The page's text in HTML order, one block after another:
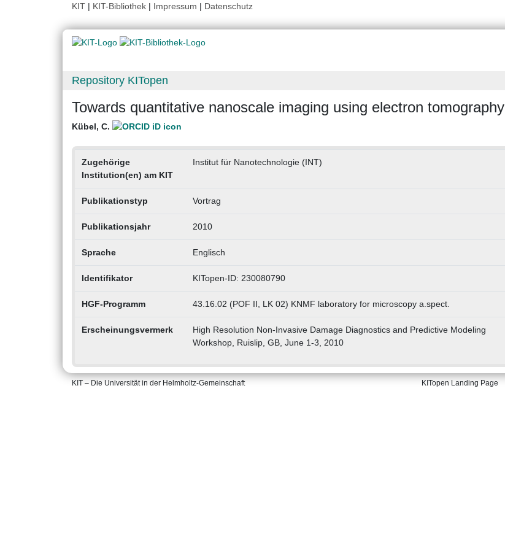
KIT | KIT-Bibliothek | Impressum | Datenschutz
Repository KITopen
Towards quantitative nanoscale imaging using electron tomography
Kübel, C.
Zugehörige
Institution(en) am KIT
Institut für Nanotechnologie (INT)
Publikationstyp Vortrag
Publikationsjahr 2010
Sprache Englisch
Identifikator KITopen-ID: 230080790
HGF-Programm 43.16.02 (POF II, LK 02) KNMF laboratory for microscopy a.spect.
Erscheinungsvermerk
High Resolution Non-Invasive Damage Diagnostics and Predictive Modeling
Workshop, Ruislip, GB, June 1-3, 2010
KIT – Die Universität in der Helmholtz-Gemeinschaft KITopen Landing Page